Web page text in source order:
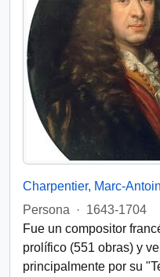
Charpentier, Marc-
Persona
· 1643-1704
Fue un compositor
prolífico (551 obras) y
principalmente por su